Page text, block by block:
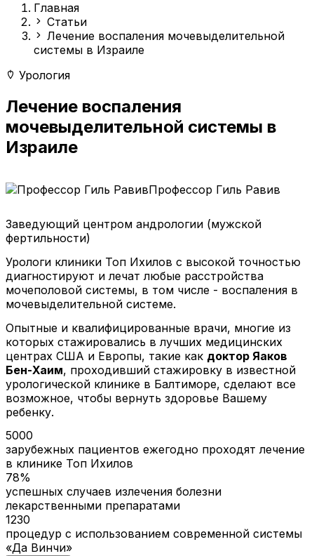
Главная
Статьи
Лечение воспаления мочевыделительной
системы в Израиле
Урология
Лечение воспаления
мочевыделительной системы в
Израиле
Профессор Гиль Равив
Заведующий центром андрологии (мужской
фертильности)
Урологи клиники Топ Ихилов с высокой точностью
диагностируют и лечат любые расстройства
мочеполовой системы, в том числе - воспаления в
мочевыделительной системе.
Опытные и квалифицированные врачи, многие из
которых стажировались в лучших медицинских
центрах США и Европы, такие как доктор Яаков
Бен-Хаим, проходивший стажировку в известной
урологической клинике в Балтиморе, сделают все
возможное, чтобы вернуть здоровье Вашему
ребенку.
5000
зарубежных пациентов ежегодно проходят лечение
в клинике Топ Ихилов
78%
успешных случаев излечения болезни
лекарственными препаратами
1230
процедур с использованием современной системы
«Да Винчи»